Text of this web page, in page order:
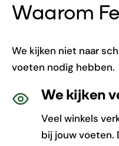
Waarom
We kijken niet naar
voeten nodig hebben.
We kijken
Veel winkels
bij jouw voeten.